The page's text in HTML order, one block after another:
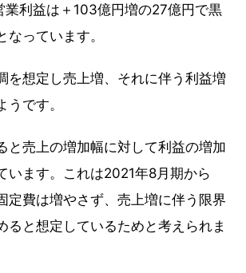
業利益は＋103億円増の27億円で黒
っています。
を想定し売上増、それに伴う利益増
うです。
と売上の増加幅に対して利益の増加
います。これは2021年8月期から
定費は増やさず、売上増に伴う限界
ると想定しているためと考えられま